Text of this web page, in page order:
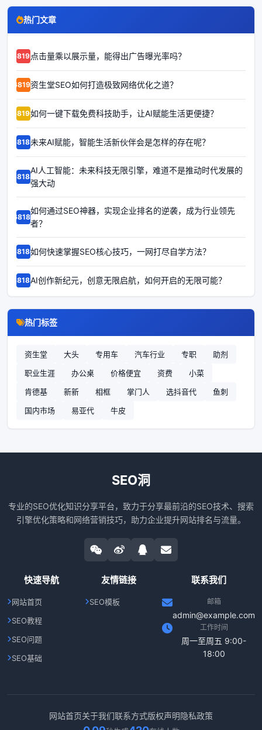
热门文章
68192点击量乘以展示量，能得出广告曝光率吗？
68191资生堂SEO如何打造极致网络优化之道？
68190如何一键下载免费科技助手，让AI赋能生活更便捷？
68189未来AI赋能，智能生活新伙伴会是怎样的存在呢？
68188
AI人工智能：未来科技无限引擎，难道不是推动时代发展的
强大动
68187
如何通过SEO神器，实现企业排名的逆袭，成为行业领先
者？
68186如何快速掌握SEO核心技巧，一网打尽自学方法？
68185AI创作新纪元，创意无限启航，如何开启的无限可能？
热门标签
资生堂 大头 专用车 汽车行业 专职
助剂
职业生涯
办公桌 价格便宜 资费
小菜
肯德基
新新 相框 掌门人 选抖音代
鱼刺
国内市场
易亚代 牛皮
SEO洞
专业的SEO优化知识分享平台，致力于分享最前沿的SEO技术、搜索
引擎优化策略和网络营销技巧，助力企业提升网站排名与流量。
快速导航
网站首页
SEO教程
SEO问题
SEO基础
友情链接
SEO模板
联系我们
邮箱
admin@example.com
工作时间
周一至周五 9:00-
18:00
网站首页关于我们联系方式版权声明隐私政策